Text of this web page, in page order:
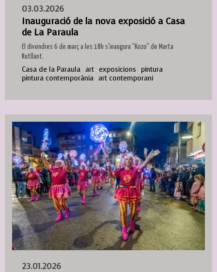
03.03.2026
Inauguració de la nova exposició a Casa
de La Paraula
El divendres 6 de març a les 18h s'inaugura "Kozo" de Marta
Rutllant.
Casa de la Paraula art exposicions pintura
pintura contemporània art contemporani
23.01.2026